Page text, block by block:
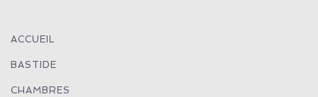
ACCUEIL
BASTIDE
CHAMBRES